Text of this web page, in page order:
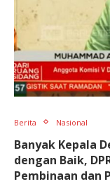
Berita Nasional
Banyak Kepala
dengan Baik,
Pembinaan dan